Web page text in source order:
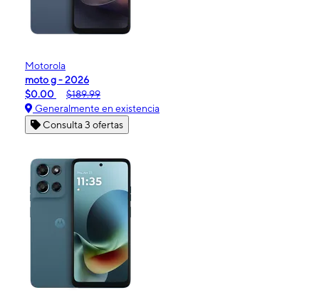
Motorola
moto g - 2026
$0.00
$189.99
Generalmente en existencia
Consulta 3 ofertas